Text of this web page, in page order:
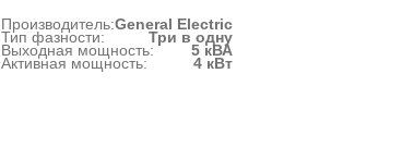
Производитель:General Electric
Тип фазности: Три в одну
Выходная мощность: 5 кВА
Активная мощность: 4 кВт